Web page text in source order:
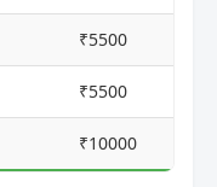
₹5500
₹5500
₹10000